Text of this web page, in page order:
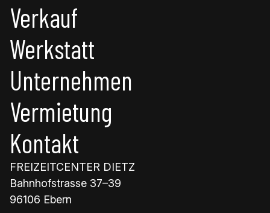
Verkauf
Werkstatt
Unternehmen
Vermietung
Kontakt
FREIZEITCENTER DIETZ
Bahnhofstrasse 37–39
96106 Ebern